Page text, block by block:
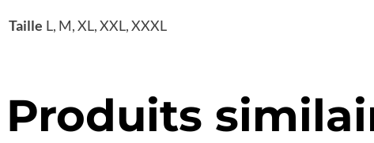
Taille L, M, XL, XXL, XXXL
Produits